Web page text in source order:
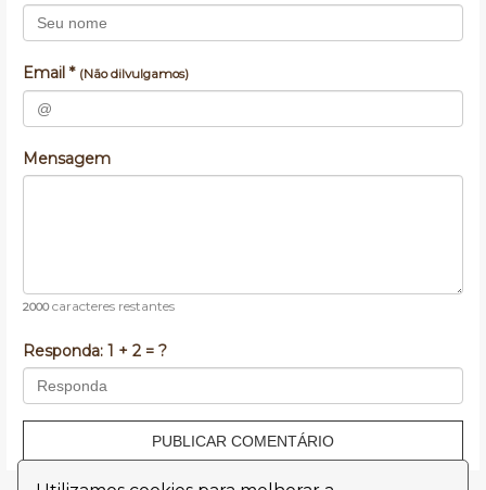
Email * (Não dilvulgamos)
Mensagem
2000caracteres restantes
Responda: 1 + 2 = ?
PUBLICAR COMENTÁRIO